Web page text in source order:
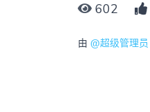
602
由 @超级管理员